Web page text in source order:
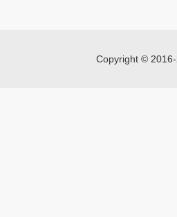
Copyright ©